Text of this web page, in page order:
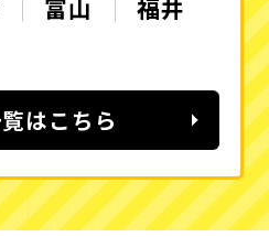
富山
福井
はこちら